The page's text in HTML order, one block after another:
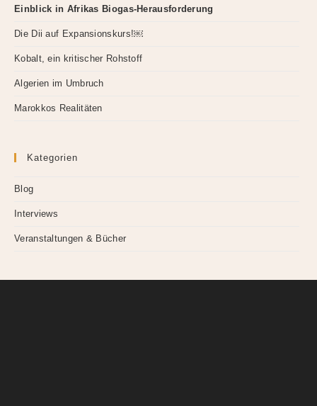
Einblick in Afrikas Biogas-Herausforderung
Die Dii auf Expansionskurs!￼
Kobalt, ein kritischer Rohstoff
Algerien im Umbruch
Marokkos Realitäten
Kategorien
Blog
Interviews
Veranstaltungen & Bücher